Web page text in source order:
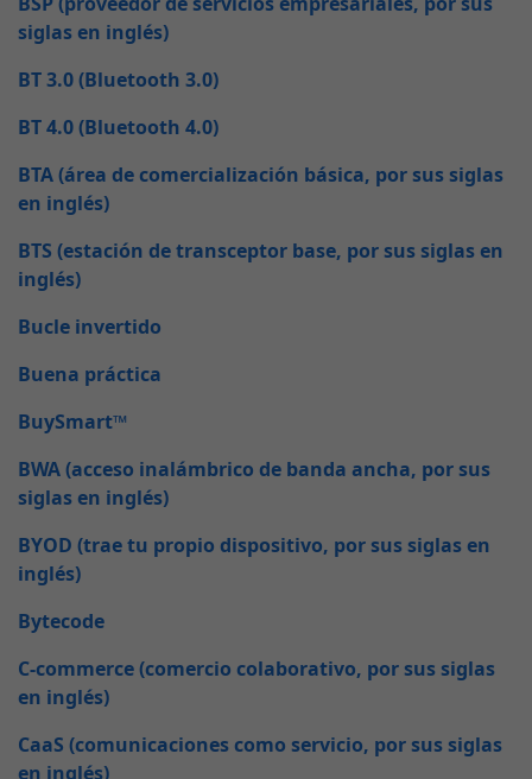
siglas en inglés)
BT 3.0 (Bluetooth 3.0)
BT 4.0 (Bluetooth 4.0)
BTA (área de comercialización básica, por sus siglas
en inglés)
BTS (estación de transceptor base, por sus siglas en
inglés)
Bucle invertido
Buena práctica
BuySmart™
BWA (acceso inalámbrico de banda ancha, por sus
siglas en inglés)
BYOD (trae tu propio dispositivo, por sus siglas en
inglés)
Bytecode
C-commerce (comercio colaborativo, por sus siglas
en inglés)
CaaS (comunicaciones como servicio, por sus siglas
en inglés)